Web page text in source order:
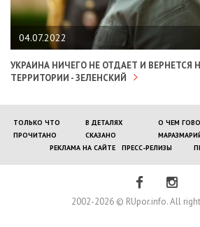
04.07.2022
УКРАИНА НИЧЕГО НЕ ОТДАЕТ И ВЕРНЕТСЯ
ТЕРРИТОРИИ - ЗЕЛЕНСКИЙ
ТОЛЬКО ЧТО В ДЕТАЛЯХ О ЧЕМ
ПРОЧИТАНО
СКАЗАНО
РЕКЛАМА НА САЙТЕ
ПРЕСС-РЕЛИЗЫ
2002-2026 © RUpor.info. All